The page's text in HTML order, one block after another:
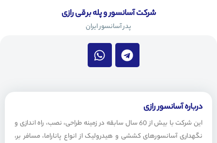
شرکت آسانسور و پله برقی رازی
پدر آسانسور ایران
T
e
l
g
a
m
W
h
a
s
p
p
درباره آسانسور رازی
این شرکت با بیش از 60 سال سابقه در زمینه طراحی، نصب، راه اندازی و
نگهداری آسانسورهای کششی و هیدرولیک از انواع پاناراما، مسافر بر،